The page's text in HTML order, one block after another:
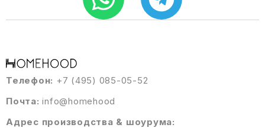
Телефон: +7 (495) 085-05-52
Почта: info@homehood
Адрес производства & шоурума: